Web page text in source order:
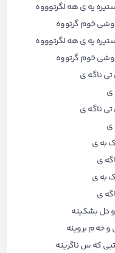
یه ی هه لگرتوووه
خوم گرتووه
یه ی هه لگرتوووه
خوم گرتووه
ناگه ی
ی
ناگه ی
ی
به ی
ی
به ی
ی
دل بشکینه
خه م بروینه
که س ناگرینه